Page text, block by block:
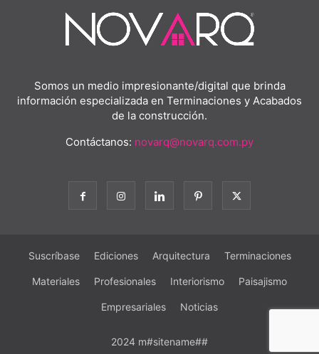
Somos un medio impresionante/digital que brinda
información especializada en Terminaciones y Acabados
de la construcción.
Contáctanos: novarq@novarq.com.py
Suscríbase Ediciones Arquitectura Terminaciones
Materiales Profesionales Interiorismo Paisajismo
Empresariales Noticias
2024 m#sitename##